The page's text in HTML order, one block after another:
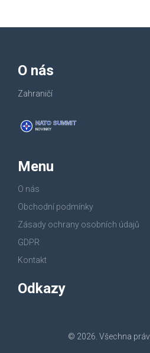
O nás
Zahraničí
Menu
O nás
Obchodní podmínky
Zásady ochrany osobních údajů
GDPR
Kontakt
Odkazy
© 2026. Všechna